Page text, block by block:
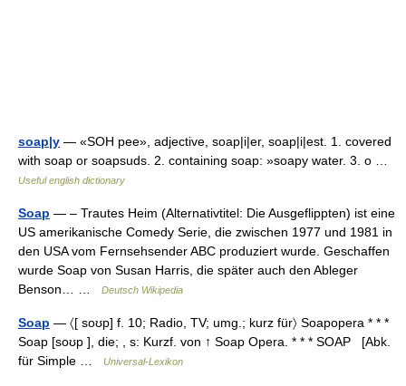
soap|y — «SOH pee», adjective, soap|i|er, soap|i|est. 1. covered
with soap or soapsuds. 2. containing soap: »soapy water. 3. o …
Useful english dictionary
Soap — – Trautes Heim (Alternativtitel: Die Ausgeflippten) ist eine
US amerikanische Comedy Serie, die zwischen 1977 und 1981 in
den USA vom Fernsehsender ABC produziert wurde. Geschaffen
wurde Soap von Susan Harris, die später auch den Ableger
Benson… …
Deutsch Wikipedia
Soap — 〈[ soʊp] f. 10; Radio, TV; umg.; kurz für〉 Soapopera * * *
Soap [soʊp ], die; , s: Kurzf. von ↑ Soap Opera. * * * SOAP [Abk.
für Simple …
Universal-Lexikon